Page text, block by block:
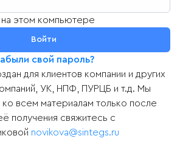
на этом компьютере
свой пароль?
для клиентов компании и других
УК, НПФ, ПУРЦБ и т.д. Мы
всем материалам только после
получения свяжитесь с
novikova@sintegs.ru